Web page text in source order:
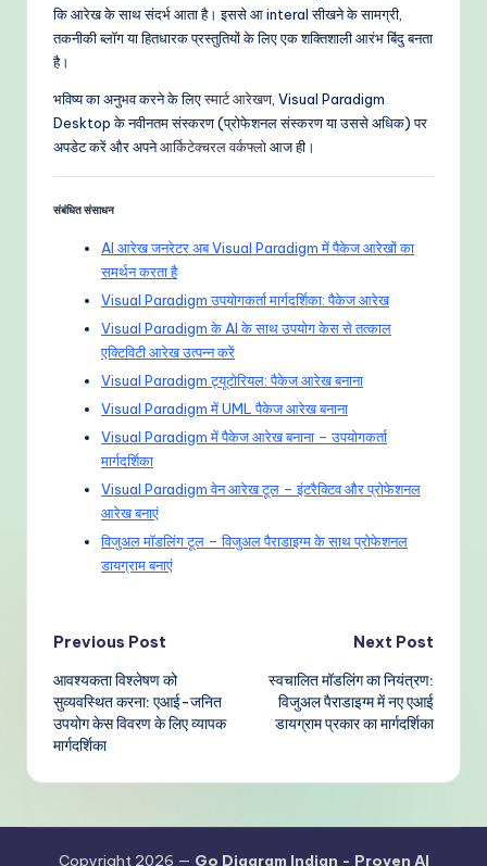
कि आरेख के साथ संदर्भ आता है। इससे आ interal सीखने के सामग्री,
तकनीकी ब्लॉग या हितधारक प्रस्तुतियों के लिए एक शक्तिशाली आरंभ बिंदु बनता
है।
भविष्य का अनुभव करने के लिएस्मार्ट आरेखण , Visual Paradigm
Desktop के नवीनतम संस्करण (प्रोफेशनल संस्करण या उससे अधिक) पर
अपडेट करें और अपनेआर्किटेक्चरल वर्कफ्लोआज ही।
संबंधित संसाधन
AI आरेख जनरेटर अब Visual Paradigm में पैकेज आरेखों का
समर्थन करता है
Visual Paradigm उपयोगकर्ता मार्गदर्शिका: पैकेज आरेख
Visual Paradigm के AI के साथ उपयोग केस से तत्काल
एक्टिविटी आरेख उत्पन्न करें
Visual Paradigm ट्यूटोरियल: पैकेज आरेख बनाना
Visual Paradigm में UML पैकेज आरेख बनाना
Visual Paradigm में पैकेज आरेख बनाना – उपयोगकर्ता
मार्गदर्शिका
Visual Paradigm वेन आरेख टूल – इंटरैक्टिव और प्रोफेशनल
आरेख बनाएं
विजुअल मॉडलिंग टूल – विजुअल पैराडाइग्म के साथ प्रोफेशनल
डायग्राम बनाएं
Post
navigation
Previous Post
आवश्यकता विश्लेषण को
सुव्यवस्थित करना: एआई-जनित
उपयोग केस विवरण के लिए व्यापक
मार्गदर्शिका
Next Post
स्वचालित मॉडलिंग का नियंत्रण:
विजुअल पैराडाइग्म में नए एआई
डायग्राम प्रकार का मार्गदर्शिका
Copyright 2026 — Go Diagram Indian - Proven AI